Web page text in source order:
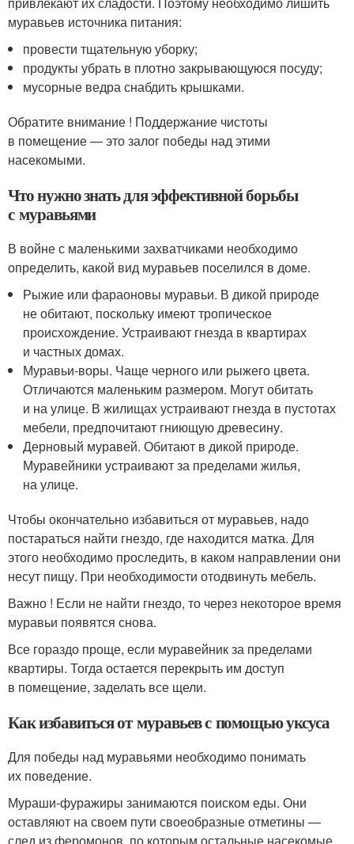
муравьев источника питания:
провести тщательную уборку;
продукты убрать в плотно закрывающуюся посуду;
мусорные ведра снабдить крышками.
Обратите внимание ! Поддержание чистоты
в помещение — это залог победы над этими
насекомыми.
Что нужно знать для эффективной борьбы
с муравьями
В войне с маленькими захватчиками необходимо
определить, какой вид муравьев поселился в доме.
Рыжие или фараоновы муравьи. В дикой природе
не обитают, поскольку имеют тропическое
происхождение. Устраивают гнезда в квартирах
и частных домах.
Муравьи-воры. Чаще черного или рыжего цвета.
Отличаются маленьким размером. Могут обитать
и на улице. В жилищах устраивают гнезда в пустотах
мебели, предпочитают гниющую древесину.
Дерновый муравей. Обитают в дикой природе.
Муравейники устраивают за пределами жилья,
на улице.
Чтобы окончательно избавиться от муравьев, надо
постараться найти гнездо, где находится матка. Для
этого необходимо проследить, в каком направлении они
несут пищу. При необходимости отодвинуть мебель.
Важно ! Если не найти гнездо, то через некоторое время
муравьи появятся снова.
Все гораздо проще, если муравейник за пределами
квартиры. Тогда остается перекрыть им доступ
в помещение, заделать все щели.
Как избавиться от муравьев с помощью уксуса
Для победы над муравьями необходимо понимать
их поведение.
Мураши-фуражиры занимаются поиском еды. Они
оставляют на своем пути своеобразные отметины —